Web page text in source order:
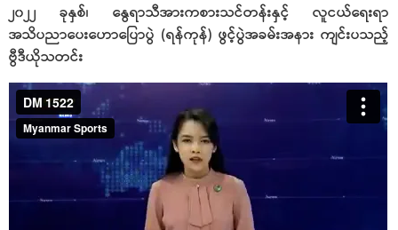
၂၀၂၂ ခုနှစ်၊ နွေရာသီအားကစားသင်တန်းနှင့် လူငယ်ရေးရာ
အသိပညာပေးဟောပြောပွဲ (ရန်ကုန်) ဖွင့်ပွဲအခမ်းအနား ကျင်းပသည့်
ဗွီဒီယိုသတင်း